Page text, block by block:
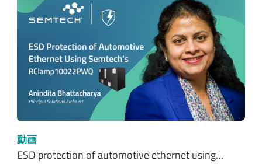
動画
ESD protection of automotive ethernet using…